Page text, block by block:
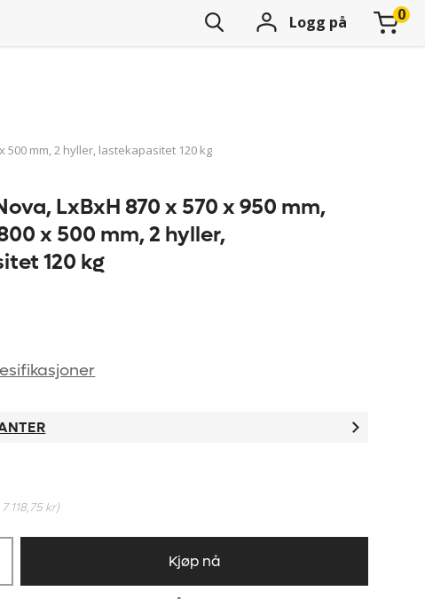
Logg på
500 mm, 2 hyller, lastekapasitet 120 kg
LxBxH 870 x 570 x 950 mm,
x 500 mm, 2 hyller,
120 kg
7 118,75 kr)
Kjøp nå